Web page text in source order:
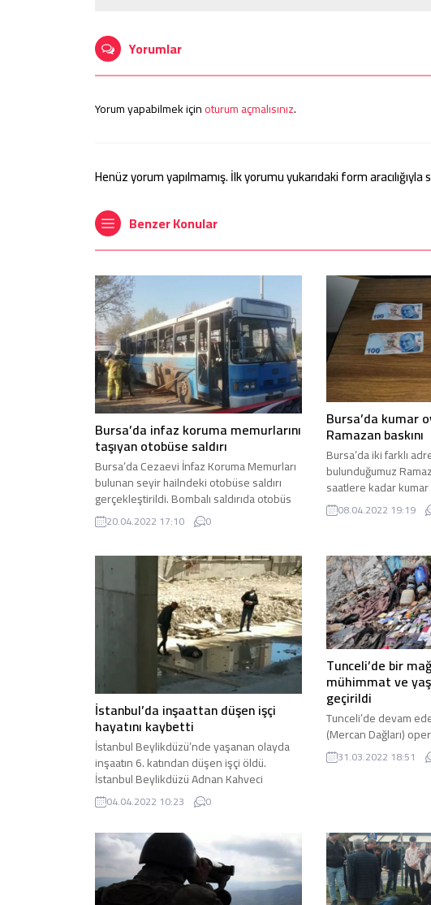
Yorumlar
Yorum yapabilmek içinoturum açmalısınız.
Henüz yorum yapılmamış. İlk yorumu yukarıdaki form
Benzer Konular
Bursa’da infaz koruma memurlarını
taşıyan otobüse saldırı
Bursa’da Cezaevi İnfaz Koruma Memurları
bulunan seyir hailndeki otobüse saldırı
gerçekleştirildi. Bombalı saldırıda otobüs
yanarken 1 kişi öldü 4 kişi de yaralandı.
Bursa’da Minareli Çavuş Mahallesi’ndeki E
Koruma Memurları bulunan servis aracı
Osmangazi ilçesi Yeni Karaman mevkisi
yakınlarındaki akaryakıt istasyonuna
yakınına döşenen el yapımı...
20.04.2022 17:10 0
Bursa’da kumar
Ramazan baskını
Bursa’da iki farklı
bulunduğumuz
saatlere kadar kumar
polis ekipleri
Bursa’nın merkez
Mahallesi
geç saatlere kadar
aldıkları ihbarı
Müdürlüğü ekipleri
08.04.2022 19:19
İstanbul’da inşaattan düşen işçi
hayatını kaybetti
İstanbul Beylikdüzü’nde yaşanan olayda
inşaatın 6. katından düşen işçi öldü.
İstanbul Beylikdüzü Adnan Kahveci
Mahallesi Yavuz Sultan Selim Bulvarı
üzerinde bulunan bir site inşaatında dün
saat 13:30 sıralarında meydana gelen
olayda inşaatta çalışan ve ismi
belirlenemeyen bir işçi dengesini
kaybederek inşaatın 6. katından aşağıya
düştü. Olayı fark eden inşaattaki diğer...
04.04.2022 10:23 0
Tunceli’de bir
mühimmat ve
geçirildi
Tunceli’de devam
(Mercan Dağları)
Ovacık kırsalındaki
terör örgütü PKK’ya ait
31.03.2022 18:51